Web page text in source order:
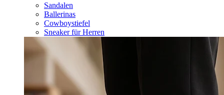
Sandalen
Ballerinas
Cowboystiefel
Sneaker für Herren